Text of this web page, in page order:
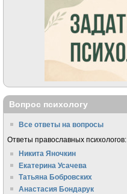
Вопрос психологу
Все ответы на вопросы
Ответы православных психологов:
Никита Яночкин
Екатерина Усачева
Татьяна Бобровских
Анастасия Бондарук